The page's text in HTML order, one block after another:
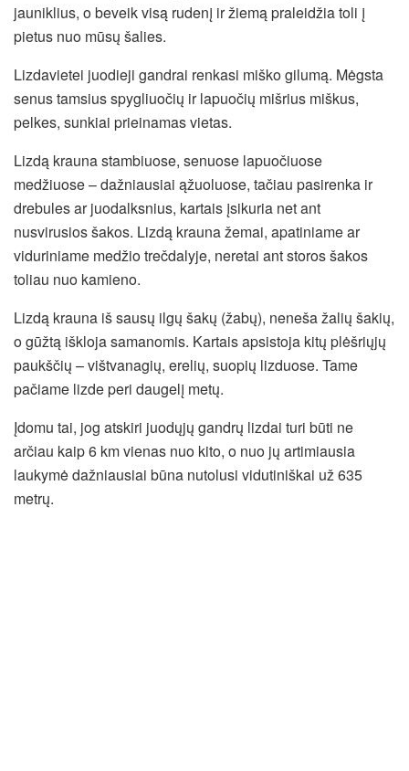
jauniklius, o beveik visą rudenį ir žiemą praleidžia toli į
pietus nuo mūsų šalies.
Lizdavietei juodieji gandrai renkasi miško gilumą. Mėgsta
senus tamsius spygliuočių ir lapuočių mišrius miškus,
pelkes, sunkiai prieinamas vietas.
Lizdą krauna stambiuose, senuose lapuočiuose
medžiuose – dažniausiai ąžuoluose, tačiau pasirenka ir
drebules ar juodalksnius, kartais įsikuria net ant
nusvirusios šakos. Lizdą krauna žemai, apatiniame ar
viduriniame medžio trečdalyje, neretai ant storos šakos
toliau nuo kamieno.
Lizdą krauna iš sausų ilgų šakų (žabų), neneša žalių šakių,
o gūžtą iškloja samanomis. Kartais apsistoja kitų plėšriųjų
paukščių – vištvanagių, erelių, suopių lizduose. Tame
pačiame lizde peri daugelį metų.
Įdomu tai, jog atskiri juodųjų gandrų lizdai turi būti ne
arčiau kaip 6 km vienas nuo kito, o nuo jų artimiausia
laukymė dažniausiai būna nutolusi vidutiniškai už 635
metrų.